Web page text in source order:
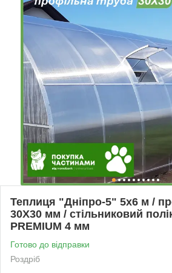
Теплиця "Дніпро-5" 5х6 м /
30Х30 мм / стільниковий
PREMIUM 4 мм
Готово до відправки
Роздріб